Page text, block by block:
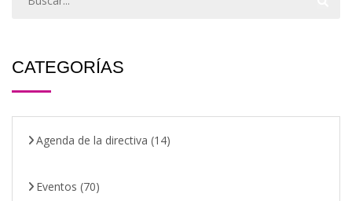
CATEGORÍAS
Agenda de la directiva (14)
Eventos (70)